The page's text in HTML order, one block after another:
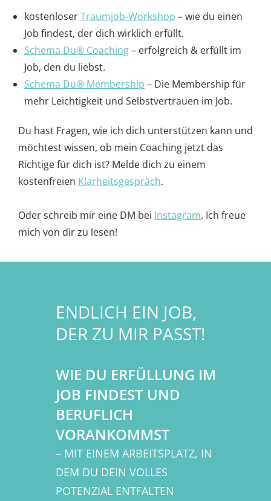
kostenloserTraumjob-Workshop – wie du einen
Job findest, der dich wirklich erfüllt.
Schema Du® Coaching– erfolgreich & erfüllt im
Job, den du liebst.
Schema Du® Membership – Die Membership für
mehr Leichtigkeit und Selbstvertrauen im Job.
Du hast Fragen, wie ich dich unterstützen kann und
möchtest wissen, ob mein Coaching jetzt das
Richtige für dich ist? Melde dich zu einem
kostenfreien Klarheitsgespräch.
Oder schreib mir eine DM bei Instagram. Ich freue
mich von dir zu lesen!
ENDLICH EIN JOB,
DER ZU MIR PASST!
WIE DU ERFÜLLUNG IM
JOB FINDEST UND
BERUFLICH
VORANKOMMST
– MIT EINEM ARBEITSPLATZ, IN
DEM DU DEIN VOLLES
POTENZIAL ENTFALTEN